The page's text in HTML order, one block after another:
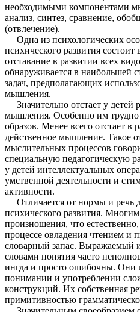
необходимыми компонентами
анализ, синтез, сравнение,
(отвлечение).
Одна из психологических
психического развития
отставание в развитии всех
обнаруживается в наибольшей
задач, предполагающих
мышления.
Значительно отстает у детей
мышления. Особенно им трудно
образов. Менее всего отстает в
действенное мышление. Такое
мыслительных процессов
специальную педагогическую
у детей интеллектуальных
умственной деятельности и
активности.
Отличается от нормы и речь
психического развития.
произношения, что
процессе овладения чтением
словарный запас. Выражаемый
словами понятия часто
ингда и просто ошибочны. Они
понимании и употреблении
конструкций. Их собственная
примитивностью